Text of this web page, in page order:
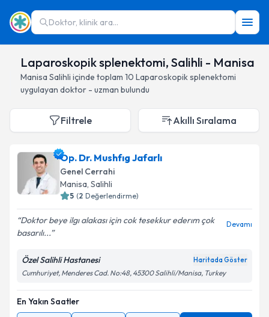
Doktor, klinik ara...
Laparoskopik splenektomi, Salihli - Manisa
Manisa Salihli içinde toplam 10 Laparoskopik splenektomi
uygulayan doktor - uzman bulundu
Filtrele Akıllı Sıralama
Op. Dr. Mushfıg Jafarlı
Genel Cerrahi
Manisa, Salihli
5 (2 Değerlendirme)
Doktor beye ilgı alakası için cok tesekkur ederım çok
basarılı...
Devamı
Özel Salihli Hastanesi Haritada Göster
Cumhuriyet, Menderes Cad. No:48, 45300 Salihli/Manisa, Turkey
En Yakın Saatler